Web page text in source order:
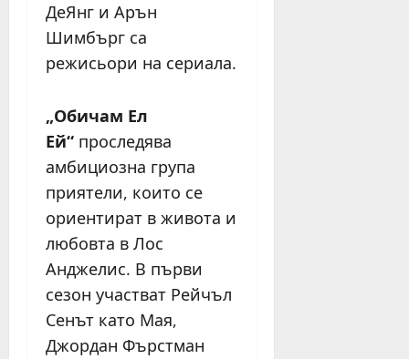
ДеЯнг и Арън
Шимбърг са
режисьори на сериала.
„Обичам Ел
Ей“ проследява
амбициозна група
приятели, които се
ориентират в живота и
любовта в Лос
Анджелис. В първи
сезон участват Рейчъл
Сенът като Мая,
Джордан Фърстман